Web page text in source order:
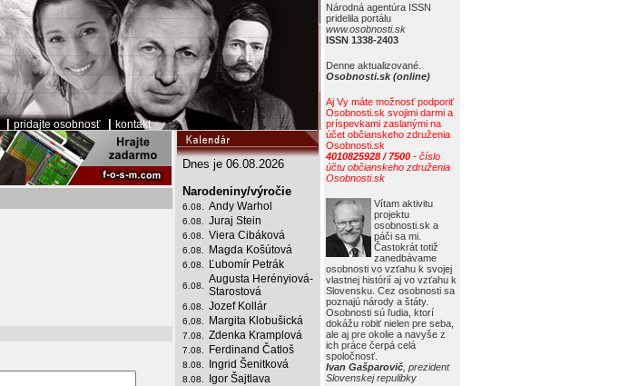
pridajte osobnosť kontakt
Národná agentúra ISSN
pridelila portálu
www.osobnosti.sk
ISSN 1338-2403
Denne aktualizované.
Osobnosti.sk (online)
Aj Vy máte možnosť podporiť
Osobnosti.sk svojimi darmi a
príspevkami zaslanými na
účet občianskeho združenia
Osobnosti.sk
4010825928 / 7500 - číslo
účtu občianskeho združenia
Osobnosti.sk
Vítam aktivitu
projektu
osobnosti.sk a
páči sa mi.
Častokrát totiž
zanedbávame
osobnosti vo vzťahu k svojej
vlastnej histórií aj vo vzťahu k
Slovensku. Cez osobnosti sa
poznajú národy a štáty.
Osobnosti sú ľudia, ktorí
dokážu robiť nielen pre seba,
ale aj pre okolie a navyše z
ich práce čerpá celá
spoločnosť.
Ivan Gašparovič , prezident
Slovenskej repulibky
Dnes je 06.08.2026
Narodeniny/výročie
6.08. Andy Warhol
6.08. Juraj Stein
6.08. Viera Cibáková
6.08. Magda Košútová
6.08. Ľubomír Petrák
6.08.
Augusta Herényiová-
Starostová
6.08. Jozef Kollár
6.08. Margita Klobušická
7.08. Zdenka Kramplová
7.08. Ferdinand Čatloš
8.08. Ingrid Šenitková
8.08. Igor Šajtlava